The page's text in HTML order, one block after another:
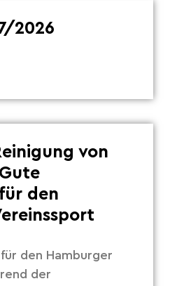
2026
von
den
den Hamburger
der